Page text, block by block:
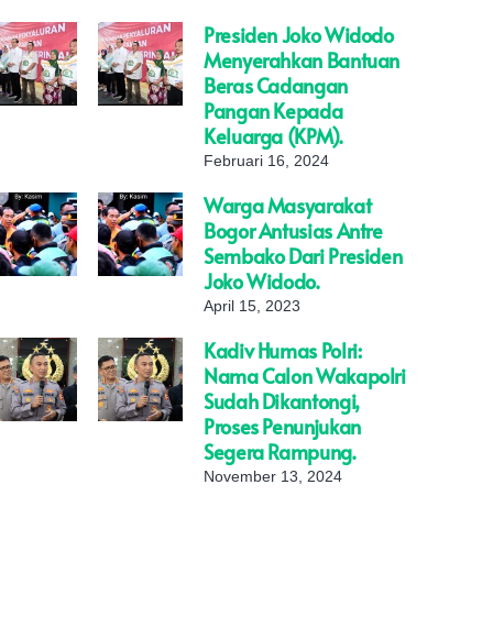
Presiden Joko Widodo
Menyerahkan Bantuan
Beras Cadangan
Pangan Kepada
Keluarga (KPM).
Februari 16, 2024
Warga Masyarakat
Bogor Antusias Antre
Sembako Dari Presiden
Joko Widodo.
April 15, 2023
Kadiv Humas Polri:
Nama Calon Wakapolri
Sudah Dikantongi,
Proses Penunjukan
Segera Rampung.
November 13, 2024